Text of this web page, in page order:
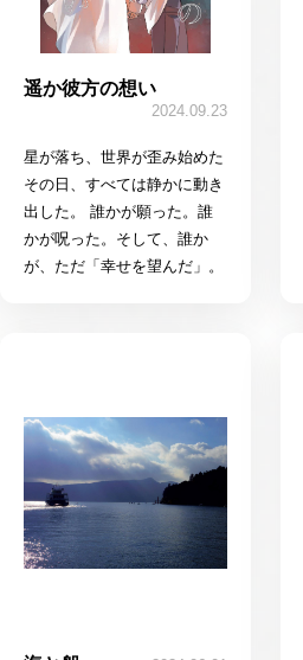
遥か彼方の想い
2024.09.23
星が落ち、世界が歪み始めた
その日、すべては静かに動き
出した。 誰かが願った。誰
かが呪った。そして、誰か
が、ただ「幸せを望んだ」。